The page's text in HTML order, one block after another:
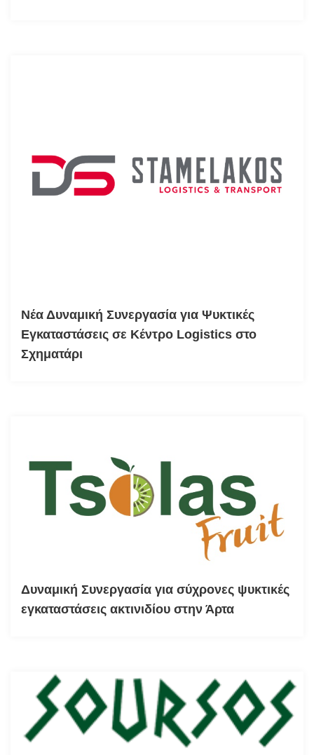
Νέα Δυναμική Συνεργασία για Ψυκτικές
Εγκαταστάσεις σε Κέντρο Logistics στο
Σχηματάρι
Δυναμική Συνεργασία για σύχρονες ψυκτικές
εγκαταστάσεις ακτινιδίου στην Άρτα